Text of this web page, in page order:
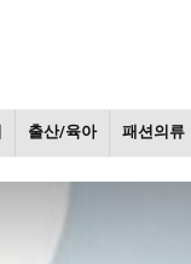
출산/육아 패션의류